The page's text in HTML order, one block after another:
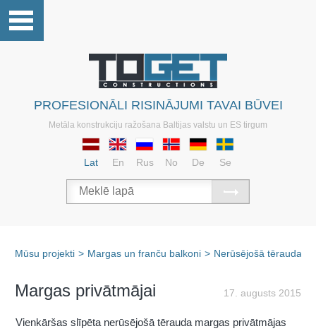
PROFESIONĀLI RISINĀJUMI TAVAI BŪVEI
Metāla konstrukciju ražošana Baltijas valstu un ES tirgum
Lat En Rus No De Se
Mūsu projekti > Margas un franču balkoni > Nerūsējošā tērauda
17. augusts 2015
Margas privātmājai
Vienkāršas slīpēta nerūsējošā tērauda margas privātmājas